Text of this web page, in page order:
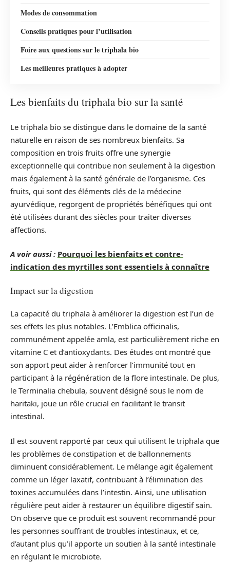
Modes de consommation
Conseils pratiques pour l’utilisation
Foire aux questions sur le triphala bio
Les meilleures pratiques à adopter
Les bienfaits du triphala bio sur la santé
Le triphala bio se distingue dans le domaine de la santé
naturelle en raison de ses nombreux bienfaits. Sa
composition en trois fruits offre une synergie
exceptionnelle qui contribue non seulement à la digestion
mais également à la santé générale de l’organisme. Ces
fruits, qui sont des éléments clés de la médecine
ayurvédique, regorgent de propriétés bénéfiques qui ont
été utilisées durant des siècles pour traiter diverses
affections.
A voir aussi : Pourquoi les bienfaits et contre-
indication des myrtilles sont essentiels à connaître
Impact sur la digestion
La capacité du triphala à améliorer la digestion est l’un de
ses effets les plus notables. L’Emblica officinalis,
communément appelée amla, est particulièrement riche en
vitamine C et d’antioxydants. Des études ont montré que
son apport peut aider à renforcer l’immunité tout en
participant à la régénération de la flore intestinale. De plus,
le Terminalia chebula, souvent désigné sous le nom de
haritaki, joue un rôle crucial en facilitant le transit
intestinal.
Il est souvent rapporté par ceux qui utilisent le triphala que
les problèmes de constipation et de ballonnements
diminuent considérablement. Le mélange agit également
comme un léger laxatif, contribuant à l’élimination des
toxines accumulées dans l’intestin. Ainsi, une utilisation
régulière peut aider à restaurer un équilibre digestif sain.
On observe que ce produit est souvent recommandé pour
les personnes souffrant de troubles intestinaux, et ce,
d’autant plus qu’il apporte un soutien à la santé intestinale
en régulant le microbiote.